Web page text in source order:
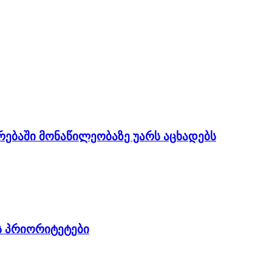
მონაწილეობაზე უარს აცხადებს
პრიორიტეტები